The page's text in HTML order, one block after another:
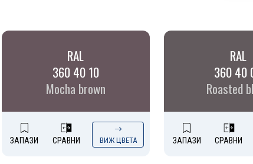
RAL
360 40 10
Mocha brown
ЗАПАЗИ СРАВНИ ВИЖ ЦВЕТА
RAL
360 40
Roasted
ЗАПАЗИ СРАВНИ